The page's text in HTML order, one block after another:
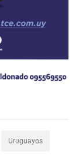
Uruguayos